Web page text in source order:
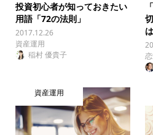
投資初心者が知っておきたい
用語「72の法則」
2017.12.26
資産運用
稲村 優貴子
資産運用